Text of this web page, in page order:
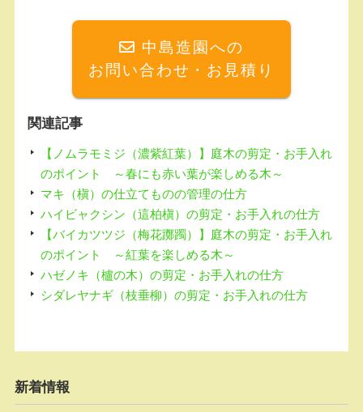
k
中島造園への
お問い合わせ・お見積り
関連記事
【ノムラモミジ（濃紫紅葉）】庭木の剪定・お手入れ
のポイント ～春にも赤い葉が楽しめる木～
マキ（槇）の仕立てものの管理の仕方
ハイビャクシン（這柏槇）の剪定・お手入れの仕方
【バイカツツジ（梅花躑躅）】庭木の剪定・お手入れ
のポイント ～紅葉を楽しめる木～
ハゼノキ（櫨の木）の剪定・お手入れの仕方
シダレヤナギ（枝垂柳）の剪定・お手入れの仕方
新着情報